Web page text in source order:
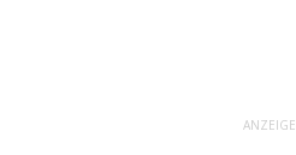
ANZEIGE